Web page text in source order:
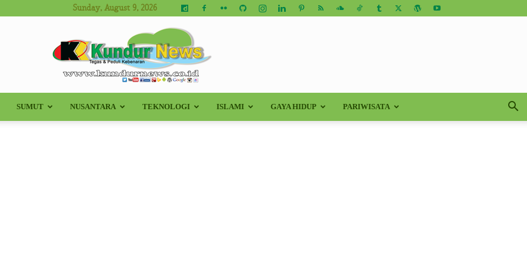
Sunday, August 9, 2026
Kundur
SUMUT NUSANTARA TEKNOLOGI ISLAMI GAYA HIDUP PARIWISATA